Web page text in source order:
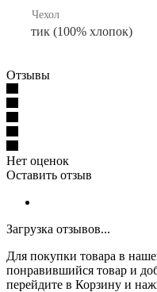
Чехол
тик (100% хлопок)
Отзывы
Нет оценок
Оставить отзыв
Загрузка отзывов...
Для покупки товара в
понравившийся товар и
перейдите в Корзину и